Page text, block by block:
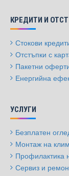
КРЕДИТИ И
Стокови
Отстъпки с
Пакетни
Енергийна
УСЛУГИ
Безплатен
Монтаж на
Профилактика
Сервиз и